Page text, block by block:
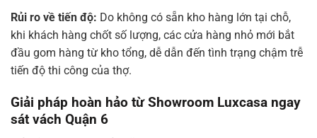
Rủi ro về tiến độ: Do không có sẵn kho hàng lớn tại chỗ,
khi khách hàng chốt số lượng, các cửa hàng nhỏ mới bắt
đầu gom hàng từ kho tổng, dễ dẫn đến tình trạng chậm trễ
tiến độ thi công của thợ.
Giải pháp hoàn hảo từ Showroom Luxcasa ngay
sát vách Quận 6